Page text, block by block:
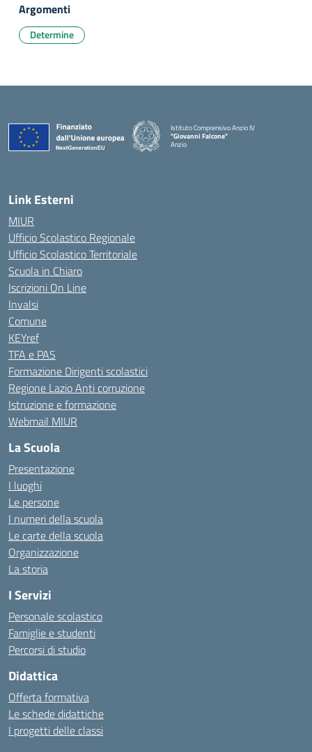
Argomenti
Determine
Istituto Comprensivo Anzio IV
"Giovanni Falcone"
Anzio
Link Esterni
MIUR
Ufficio Scolastico Regionale
Ufficio Scolastico Territoriale
Scuola in Chiaro
Iscrizioni On Line
Invalsi
Comune
KEYref
TFA e PAS
Formazione Dirigenti scolastici
Regione Lazio Anti corruzione
Istruzione e formazione
Webmail MIUR
La Scuola
Presentazione
I luoghi
Le persone
I numeri della scuola
Le carte della scuola
Organizzazione
La storia
I Servizi
Personale scolastico
Famiglie e studenti
Percorsi di studio
Didattica
Offerta formativa
Le schede didattiche
I progetti delle classi